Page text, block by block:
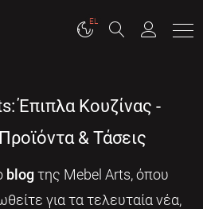
EL
Έπιπλα Κουζίνας -
& Τάσεις
blogτης Mebel Arts, όπου
για τα τελευταία νέα,